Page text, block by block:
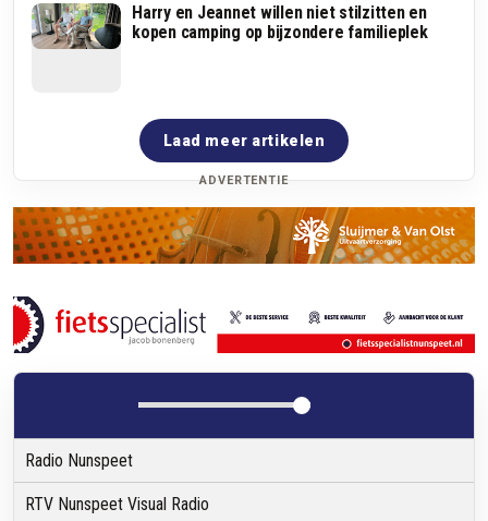
Harry en Jeannet willen niet stilzitten en
kopen camping op bijzondere familieplek
Laad meer artikelen
ADVERTENTIE
Radio Nunspeet
RTV Nunspeet Visual Radio